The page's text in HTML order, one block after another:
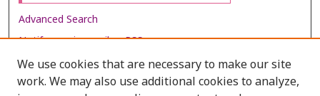
Advanced Search
Notify me via email orRSS
Browse
We use cookies that are necessary to make our site
work. We may also use additional cookies to analyze,